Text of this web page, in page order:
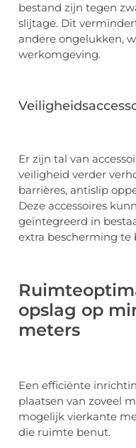
bestand zijn tegen
slijtage. Dit
andere ongelukken,
werkomgeving.
Er zijn tal van
veiligheid verder
barrières, antislip
Deze accessoires
geïntegreerd in
extra bescherming te
opslag op
meters
Een efficiënte
plaatsen van zoveel
mogelijk vierkante
die ruimte benut.